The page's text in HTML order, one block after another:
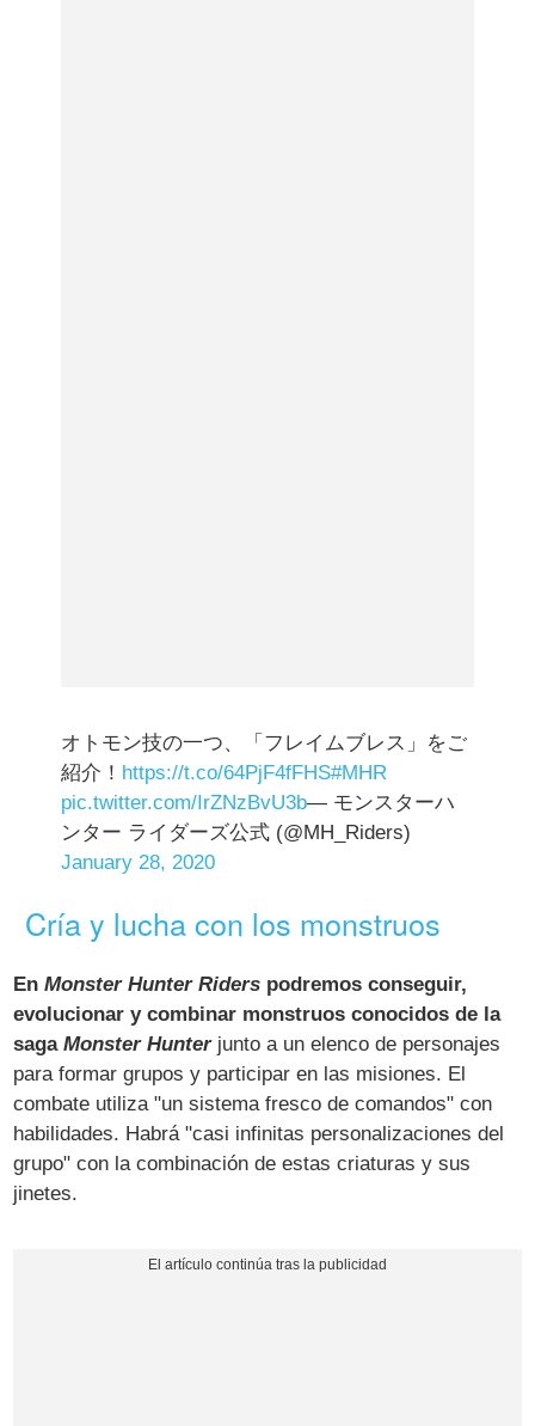
オトモン技の一つ、「フレイムブレス」をご
紹介！ https://t.co/64PjF4fFHS#MHR
pic.twitter.com/IrZNzBvU3b— モンスターハ
ンター ライダーズ公式 (@MH_Riders)
January 28, 2020
Cría y lucha con los monstruos
EnMonster Hunter Riders podremos conseguir,
evolucionar y combinar monstruos conocidos de la
sagaMonster Hunterjunto a un elenco de personajes
para formar grupos y participar en las misiones. El
combate utiliza "un sistema fresco de comandos" con
habilidades. Habrá "casi infinitas personalizaciones del
grupo" con la combinación de estas criaturas y sus
jinetes.